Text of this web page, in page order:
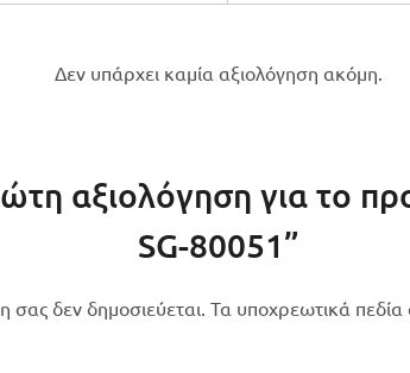
Δεν υπάρχει καμία αξιολόγηση ακόμη.
αξιολόγηση για το
SG-80051”
σας δεν δημοσιεύεται. Τα υποχρεωτικά πεδία